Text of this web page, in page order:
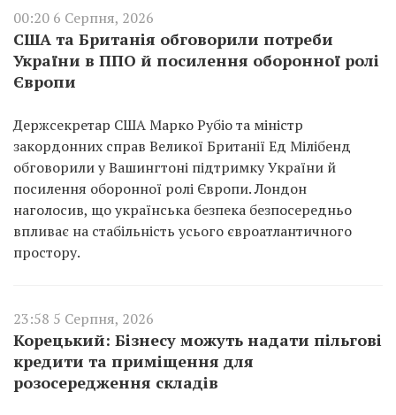
00:20 6 Серпня, 2026
США та Британія обговорили потреби
України в ППО й посилення оборонної ролі
Європи
Держсекретар США Марко Рубіо та міністр
закордонних справ Великої Британії Ед Мілібенд
обговорили у Вашингтоні підтримку України й
посилення оборонної ролі Європи. Лондон
наголосив, що українська безпека безпосередньо
впливає на стабільність усього євроатлантичного
простору.
23:58 5 Серпня, 2026
Корецький: Бізнесу можуть надати пільгові
кредити та приміщення для
розосередження складів